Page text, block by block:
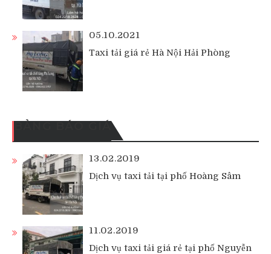
05.10.2021
Taxi tải giá rẻ Hà Nội Hải Phòng
BẢNG BÁO GIÁ
13.02.2019
Dịch vụ taxi tải tại phố Hoàng Sâm
11.02.2019
Dịch vụ taxi tải giá rẻ tại phố Nguyễn